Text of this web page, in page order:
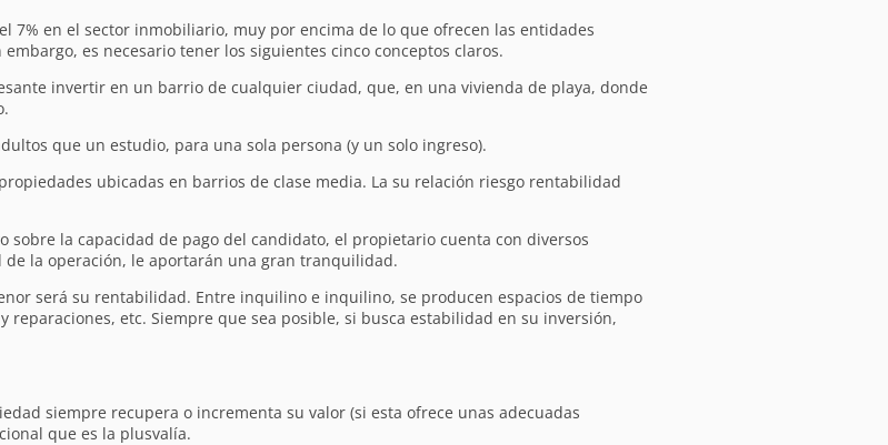
en el sector inmobiliario, muy por encima de lo que ofrecen las entidades
es necesario tener los siguientes cinco conceptos claros.
invertir en un barrio de cualquier ciudad, que, en una vivienda de playa, donde
que un estudio, para una sola persona (y un solo ingreso).
ubicadas en barrios de clase media. La su relación riesgo rentabilidad
la capacidad de pago del candidato, el propietario cuenta con diversos
la operación, le aportarán una gran tranquilidad.
será su rentabilidad. Entre inquilino e inquilino, se producen espacios de tiempo
etc. Siempre que sea posible, si busca estabilidad en su inversión,
siempre recupera o incrementa su valor (si esta ofrece unas adecuadas
que es la plusvalía.